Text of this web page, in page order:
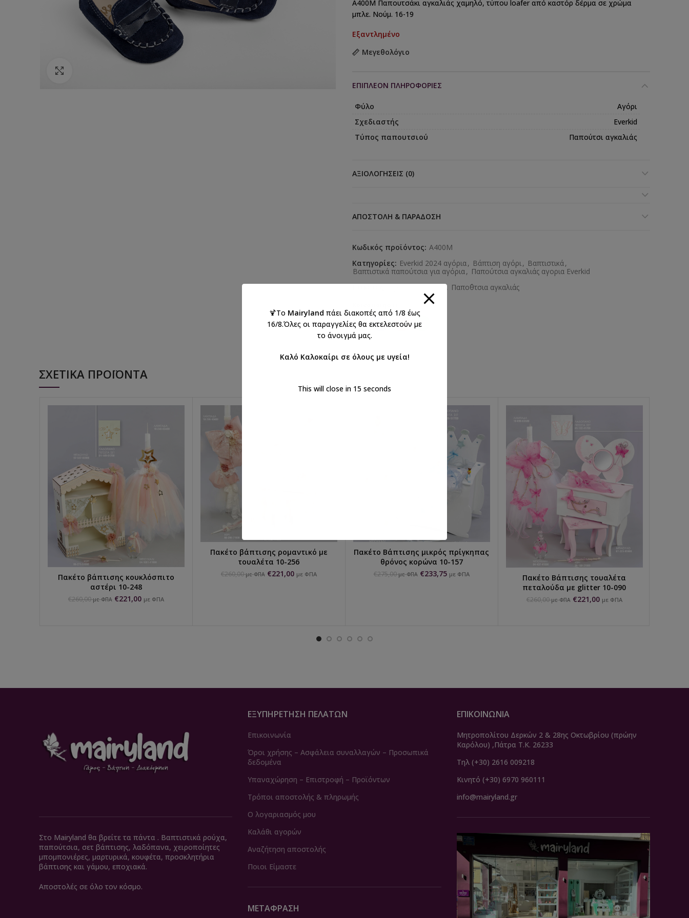
A400Μ Παπουτσάκι αγκαλιάς χαμηλό, τύπου loafer από καστόρ δέρμα σε χρώμα
μπλε. Νούμ. 16-19
Εξαντλημένο
Μεγεθολόγιο
ΕΠΙΠΛΈΟΝ ΠΛΗΡΟΦΟΡΊΕΣ
Φύλο
Αγόρι
Σχεδιαστής
Everkid
Τύπος παπουτσιού
Παπούτσι αγκαλιάς
ΑΞΙΟΛΟΓΉΣΕΙΣ (0)
ΑΠΟΣΤΟΛΉ & ΠΑΡΆΔΟΣΗ
Κωδικός προϊόντος: Α400Μ
Κατηγορίες: Everkid 2024 αγόρια, Βάπτιση αγόρι, Βαπτιστικά,
Βαπτιστικά παπούτσια για αγόρια, Παπούτσια αγκαλιάς αγορια Everkid
Ετικέτες:αγόρια, βάπτιση, Παπο΄θτσια αγκαλιάς
ΣΧΕΤΙΚΆ ΠΡΟΪΌΝΤΑ
ΕΠΙΛΟΓΉ...
Πακέτο βάπτισης κουκλόσπιτο
αστέρι 10-248
€260,00 με ΦΠΑ €221,00 με ΦΠΑ
ΕΠΙΛΟΓΉ...
Πακέτο βάπτισης ρομαντικό με
τουαλέτα 10-256
€260,00 με ΦΠΑ €221,00 με ΦΠΑ
ΕΠΙΛΟΓΉ...
Πακέτο Βάπτισης μικρός πρίγκηπας
θρόνος κορώνα 10-157
€275,00 με ΦΠΑ €233,75 με ΦΠΑ ΕΠΙΛΟΓΉ...
Πακέτο Βάπτισης τουαλέτα
πεταλούδα με glitter 10-090
€260,00 με ΦΠΑ €221,00 με ΦΠΑ
Στο Mairyland θα βρείτε τα πάντα . Βαπτιστικά ρούχα,
παπούτσια, σετ βάπτισης, λαδόπανα, χειροποίητες
μπομπονιέρες, μαρτυρικά, κουφέτα, προσκλητήρια
βάπτισης και γάμου, εποχιακά.
Αποστολές σε όλο τον κόσμο.
ΕΞΥΠΗΡΈΤΗΣΗ ΠΕΛΑΤΏΝ
Επικοινωνία
Όροι χρήσης – Ασφάλεια συναλλαγών – Προσωπικά
δεδομένα
Υπαναχώρηση – Επιστροφή – Προϊόντων
Τρόποι αποστολής & πληρωμής
Ο λογαριασμός μου
Καλάθι αγορών
Αναζήτηση αποστολής
Ποιοι Είμαστε
ΜΕΤΆΦΡΑΣΗ
ΕΠΙΚΟΙΝΩΝΙΑ
Μητροπολίτου Δερκών 2 & 28ης Οκτωβρίου (πρώην
Καρόλου) ,Πάτρα Τ.Κ. 26233
Τηλ (+30) 2616 009218
Κινητό (+30) 6970 960111
info@mairyland.gr
🍹Το Mairyland πάει διακοπές από 1/8 έως
16/8.Όλες οι παραγγελίες θα εκτελεστούν με
το άνοιγμά μας.
Καλό Καλοκαίρι σε όλους με υγεία!
This will close in 15 seconds